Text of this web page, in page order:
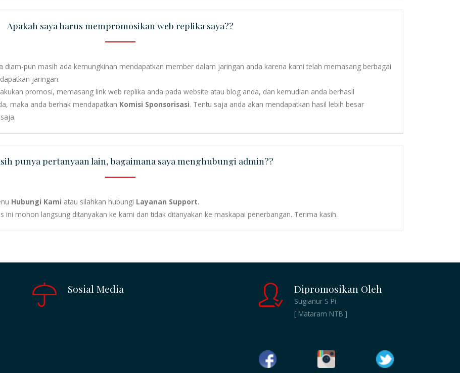
Apakah saya harus mempromosikan web replika saya??
diam-pun masih ada kemungkinan mendapatkan member dalam jaringan anda karena kami telah memasang berbagai
jaringan.
promosi, memasang link web replika anda pada website atau blog anda, dan kemudian anda berhasil
maka anda berhak mendapatkan Komisi Sponsorisasi. Tentu saja anda akan mendapatkan hasil lebih besar
punya pertanyaan lain, bagaimana saya menghubungi admin??
Hubungi Kami atau silahkan hubungi Layanan Support.
ini mohon langsung ditanyakan ke kami dan tidak ditanyakan ke maskapai penerbangan. Terima kasih.
Sosial Media Dipromosikan Oleh
Sugianur S Pi
[ Mataram NTB ]